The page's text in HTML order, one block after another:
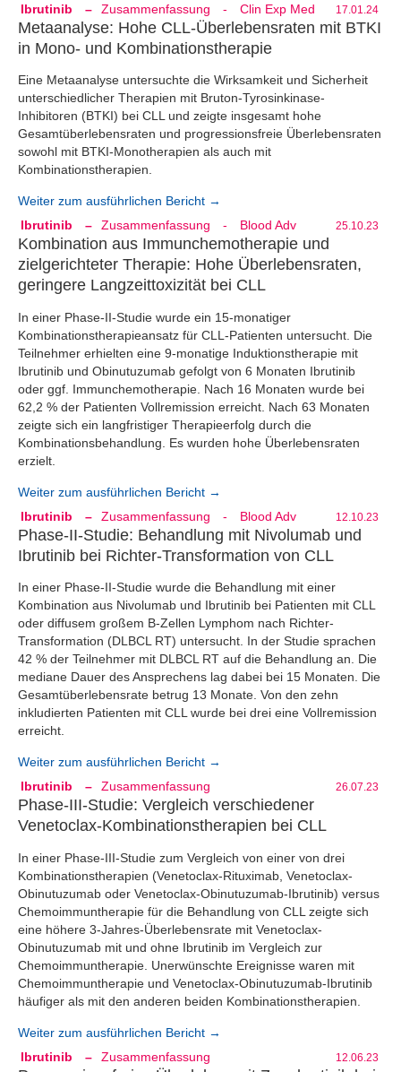
Ibrutinib
– Zusammenfassung - Clin Exp Med 17.01.24
Metaanalyse: Hohe CLL-Überlebensraten mit BTKI
in Mono- und Kombinationstherapie
Eine Metaanalyse untersuchte die Wirksamkeit und Sicherheit
unterschiedlicher Therapien mit Bruton-Tyrosinkinase-
Inhibitoren (BTKI) bei CLL und zeigte insgesamt hohe
Gesamtüberlebensraten und progressionsfreie Überlebensraten
sowohl mit BTKI-Monotherapien als auch mit
Kombinationstherapien.
Weiter zum ausführlichen Bericht →
Ibrutinib
– Zusammenfassung - Blood Adv 25.10.23
Kombination aus Immunchemotherapie und
zielgerichteter Therapie: Hohe Überlebensraten,
geringere Langzeittoxizität bei CLL
In einer Phase-II-Studie wurde ein 15-monatiger
Kombinationstherapieansatz für CLL-Patienten untersucht. Die
Teilnehmer erhielten eine 9-monatige Induktionstherapie mit
Ibrutinib und Obinutuzumab gefolgt von 6 Monaten Ibrutinib
oder ggf. Immunchemotherapie. Nach 16 Monaten wurde bei
62,2 % der Patienten Vollremission erreicht. Nach 63 Monaten
zeigte sich ein langfristiger Therapieerfolg durch die
Kombinationsbehandlung. Es wurden hohe Überlebensraten
erzielt.
Weiter zum ausführlichen Bericht →
Ibrutinib
– Zusammenfassung - Blood Adv 12.10.23
Phase-II-Studie: Behandlung mit Nivolumab und
Ibrutinib bei Richter-Transformation von CLL
In einer Phase-II-Studie wurde die Behandlung mit einer
Kombination aus Nivolumab und Ibrutinib bei Patienten mit CLL
oder diffusem großem B-Zellen Lymphom nach Richter-
Transformation (DLBCL RT) untersucht. In der Studie sprachen
42 % der Teilnehmer mit DLBCL RT auf die Behandlung an. Die
mediane Dauer des Ansprechens lag dabei bei 15 Monaten. Die
Gesamtüberlebensrate betrug 13 Monate. Von den zehn
inkludierten Patienten mit CLL wurde bei drei eine Vollremission
erreicht.
Weiter zum ausführlichen Bericht →
Ibrutinib
– Zusammenfassung 26.07.23
Phase-III-Studie: Vergleich verschiedener
Venetoclax-Kombinationstherapien bei CLL
In einer Phase-III-Studie zum Vergleich von einer von drei
Kombinationstherapien (Venetoclax-Rituximab, Venetoclax-
Obinutuzumab oder Venetoclax-Obinutuzumab-Ibrutinib) versus
Chemoimmuntherapie für die Behandlung von CLL zeigte sich
eine höhere 3-Jahres-Überlebensrate mit Venetoclax-
Obinutuzumab mit und ohne Ibrutinib im Vergleich zur
Chemoimmuntherapie. Unerwünschte Ereignisse waren mit
Chemoimmuntherapie und Venetoclax-Obinutuzumab-Ibrutinib
häufiger als mit den anderen beiden Kombinationstherapien.
Weiter zum ausführlichen Bericht →
Ibrutinib
– Zusammenfassung 12.06.23